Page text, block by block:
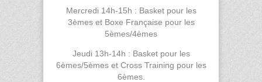
Mercredi 14h-15h : Basket pour les
3èmes et Boxe Française pour les
5èmes/4èmes
Jeudi 13h-14h : Basket pour les
6èmes/5èmes et Cross Training pour les
6èmes.